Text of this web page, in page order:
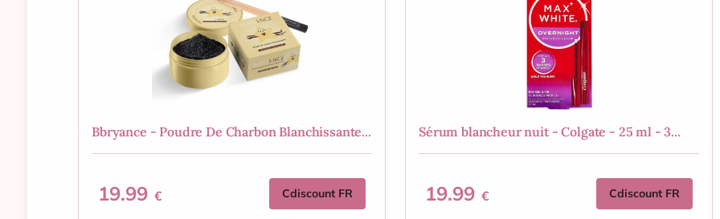
Bbryance - Poudre De Charbon Blanchissante...
19.99 € Cdiscount FR
Sérum blancheur nuit - Colgate - 25 ml - 3...
19.99 € Cdiscount FR